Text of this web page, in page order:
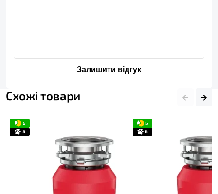
Залишити відгук
Схожі товари